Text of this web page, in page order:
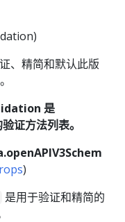
、精简和默认此版
是
证方法列表。
)
是用于验证和精简的